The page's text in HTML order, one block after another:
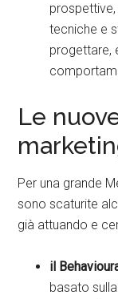
tecniche e
progettare,
Le
Per una grande
sono scaturite
già attuando e
il
basato